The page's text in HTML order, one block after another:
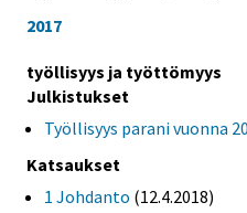
2017
työllisyys ja työttömyys
Julkistukset
Työllisyys parani vuonna
Katsaukset
1 Johdanto (12.4.2018)